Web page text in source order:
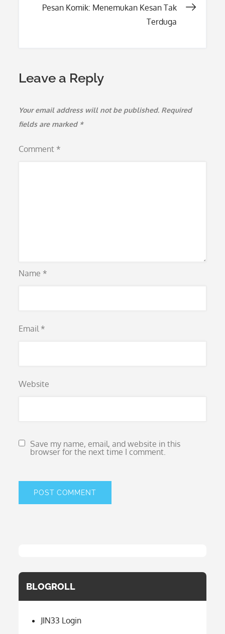
Pesan Komik: Menemukan Kesan Tak
Terduga
Leave a Reply
Your email address will not be published. Required
fields are marked *
Comment *
Name *
Email *
Website
Save my name, email, and website in this
browser for the next time I comment.
BLOGROLL
JIN33 Login